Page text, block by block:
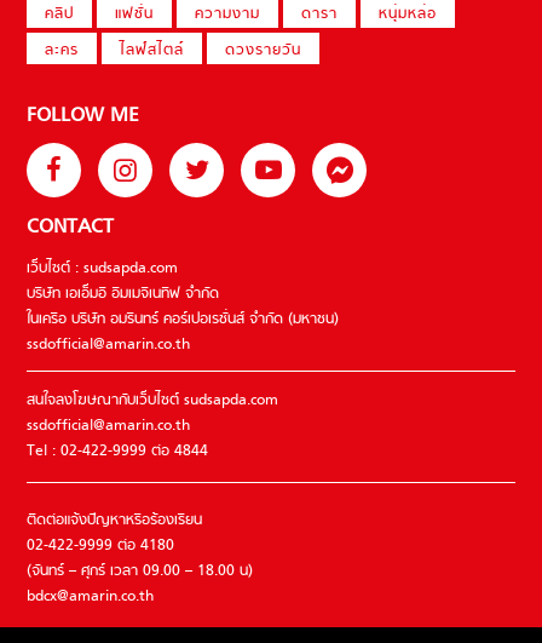
คลิป แฟชั่น ความงาม ดารา
หนุ่มหล่อ
ละคร
ไลฟ์สไตล์ ดวงรายวัน
FOLLOW ME
CONTACT
เว็บไซต์ : sudsapda.com
บริษัท เอเอ็มอี อิมเมจิเนทีฟ จำกัด
ในเครือ บริษัท อมรินทร์ คอร์เปอเรชั่นส์ จำกัด (มหาชน)
ssdofficial@amarin.co.th
สนใจลงโฆษณากับเว็บไซต์ sudsapda.com
ssdofficial@amarin.co.th
Tel : 02-422-9999 ต่อ 4844
ติดต่อแจ้งปัญหาหรือร้องเรียน
02-422-9999 ต่อ 4180
(จันทร์ – ศุกร์ เวลา 09.00 – 18.00 น)
bdcx@amarin.co.th